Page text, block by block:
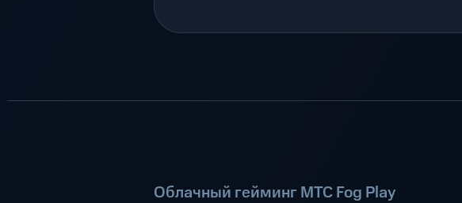
Облачный гейминг МТС Fog Play